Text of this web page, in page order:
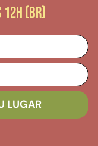
12h (br)
LUGAR